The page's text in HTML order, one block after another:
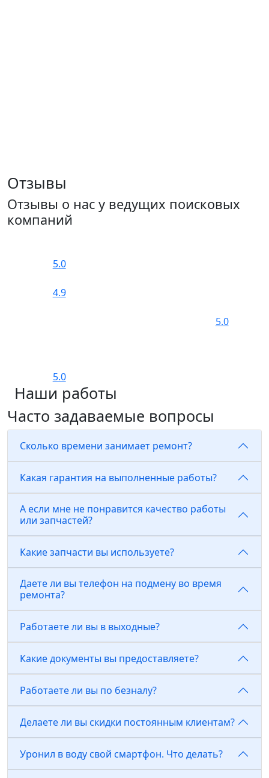
Отзывы
Отзывы о нас у ведущих поисковых
компаний
5.0
4.9
5.0
5.0
Наши работы
Часто задаваемые вопросы
Сколько времени занимает ремонт?
Какая гарантия на выполненные работы?
А если мне не понравится качество работы
или запчастей?
Какие запчасти вы используете?
Даете ли вы телефон на подмену во время
ремонта?
Работаете ли вы в выходные?
Какие документы вы предоставляете?
Работаете ли вы по безналу?
Делаете ли вы скидки постоянным клиентам?
Уронил в воду свой смартфон. Что делать?